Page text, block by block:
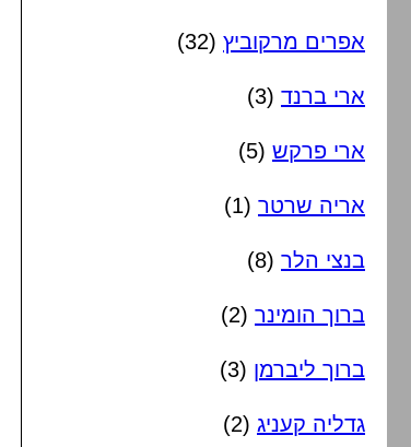
אפרים מרקוביץ (32)
ארי ברנד (3)
ארי פרקש (5)
אריה שרטר (1)
בנצי הלר (8)
ברוך הומינר (2)
ברוך ליברמן (3)
גדליה קעניג (2)